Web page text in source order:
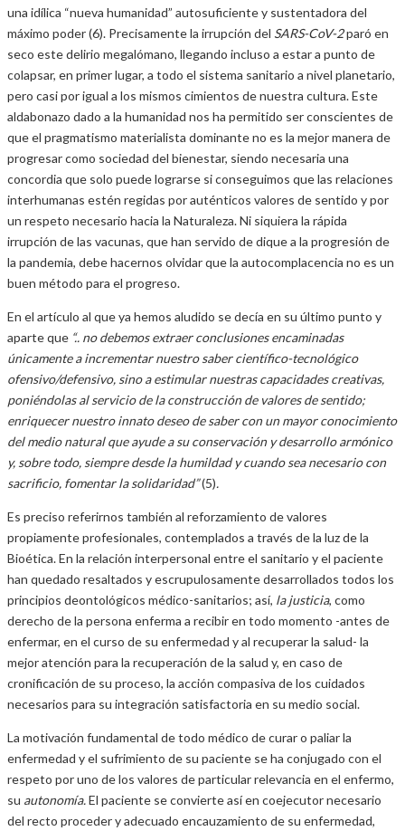
una idílica “nueva humanidad” autosuficiente y sustentadora del
máximo poder (6). Precisamente la irrupción del SARS-CoV-2paró en
seco este delirio megalómano, llegando incluso a estar a punto de
colapsar, en primer lugar, a todo el sistema sanitario a nivel planetario,
pero casi por igual a los mismos cimientos de nuestra cultura. Este
aldabonazo dado a la humanidad nos ha permitido ser conscientes de
que el pragmatismo materialista dominante no es la mejor manera de
progresar como sociedad del bienestar, siendo necesaria una
concordia que solo puede lograrse si conseguimos que las relaciones
interhumanas estén regidas por auténticos valores de sentido y por
un respeto necesario hacia la Naturaleza. Ni siquiera la rápida
irrupción de las vacunas, que han servido de dique a la progresión de
la pandemia, debe hacernos olvidar que la autocomplacencia no es un
buen método para el progreso.
En el artículo al que ya hemos aludido se decía en su último punto y
aparte que “.. no debemos extraer conclusiones encaminadas
únicamente a incrementar nuestro saber científico-tecnológico
ofensivo/defensivo, sino a estimular nuestras capacidades creativas,
poniéndolas al servicio de la construcción de valores de sentido;
enriquecer nuestro innato deseo de saber con un mayor conocimiento
del medio natural que ayude a su conservación y desarrollo armónico
y, sobre todo, siempre desde la humildad y cuando sea necesario con
sacrificio, fomentar la solidaridad”(5).
Es preciso referirnos también al reforzamiento de valores
propiamente profesionales, contemplados a través de la luz de la
Bioética. En la relación interpersonal entre el sanitario y el paciente
han quedado resaltados y escrupulosamente desarrollados todos los
principios deontológicos médico-sanitarios; así, la justicia, como
derecho de la persona enferma a recibir en todo momento -antes de
enfermar, en el curso de su enfermedad y al recuperar la salud- la
mejor atención para la recuperación de la salud y, en caso de
cronificación de su proceso, la acción compasiva de los cuidados
necesarios para su integración satisfactoria en su medio social.
La motivación fundamental de todo médico de curar o paliar la
enfermedad y el sufrimiento de su paciente se ha conjugado con el
respeto por uno de los valores de particular relevancia en el enfermo,
su autonomía.El paciente se convierte así en coejecutor necesario
del recto proceder y adecuado encauzamiento de su enfermedad,